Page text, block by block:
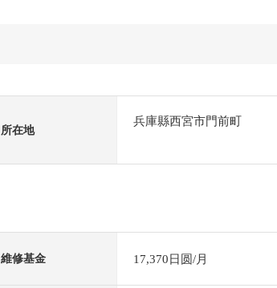
所在地
兵庫縣西宮市門前町
維修基金 17,370日圆/月